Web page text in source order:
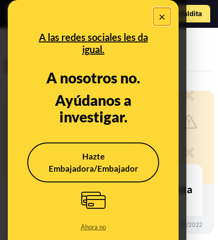
×
A las redes sociales les da
igual.
A nosotros no.
Ayúdanos a
investigar.
Hazte
Embajadora/Embajador
Ahora no
Hazte Maldito
No, este SMS que te avisa de un
cargo de 986,45 euros en tu cuenta
no es de Bankinter: es 'phishing'
29/08/2022